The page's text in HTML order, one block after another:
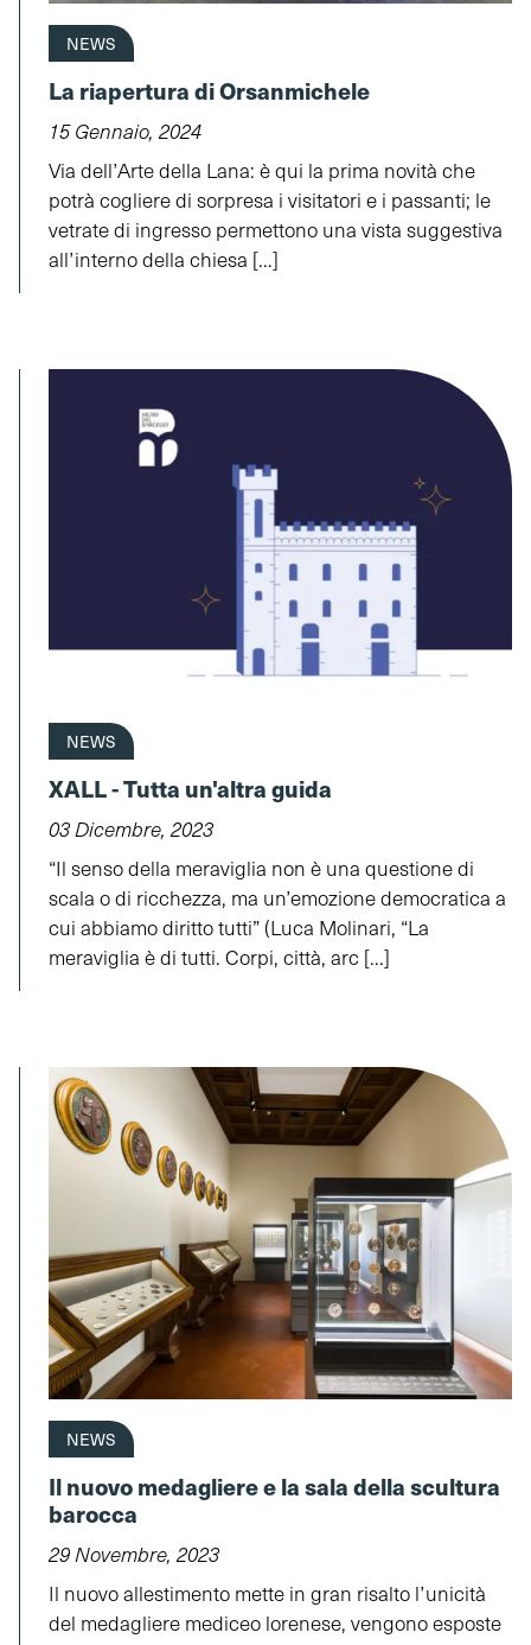
NEWS
La riapertura di Orsanmichele
15 Gennaio, 2024
Via dell’Arte della Lana: è qui la prima novità che
potrà cogliere di sorpresa i visitatori e i passanti; le
vetrate di ingresso permettono una vista suggestiva
all’interno della chiesa [...]
NEWS
XALL - Tutta un'altra guida
03 Dicembre, 2023
“Il senso della meraviglia non è una questione di
scala o di ricchezza, ma un’emozione democratica a
cui abbiamo diritto tutti” (Luca Molinari, “La
meraviglia è di tutti. Corpi, città, arc [...]
NEWS
Il nuovo medagliere e la sala della scultura
barocca
29 Novembre, 2023
Il nuovo allestimento mette in gran risalto l’unicità
del medagliere mediceo lorenese, vengono esposte